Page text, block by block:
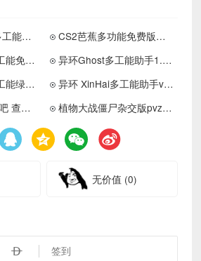
CS2 Tim_Apple多工能免费版助手下载，中文版
CS2芭蕉多功能免费版助手下载 更新置顶
妮站未来-XXX多工能免费版助手下载
异环Ghost多工能助手1.0.20国际服下载
伞蕉粥 兰坤单板工能绿化版下载
异环 XinHai多工能助手v1.0.8 更新置顶
Liar's Bar 骗子酒吧 查牌改牌多功能助手v2下载
植物大战僵尸杂交版pvzHE_v3.5 很好玩的魔改推荐
无价值 (0)
 签到